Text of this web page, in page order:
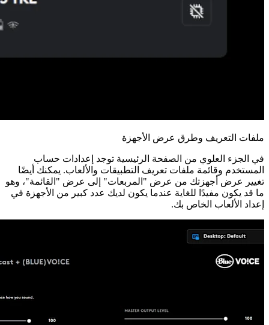
ملفات التعريف وطرق عرض الأجهزة
في الجزء العلوي من الصفحة الرئيسية توجد إعدادات حساب
المستخدم وقائمة ملفات تعريف التطبيقات والألعاب. يمكنك أيضًا
تغيير عرض أجهزتك من عرض "المربعات" إلى عرض "القائمة"، وهو
ما قد يكون مفيدًا للغاية عندما يكون لديك عدد كبير من الأجهزة في
إعداد الألعاب الخاص بك.